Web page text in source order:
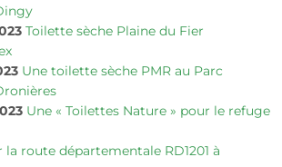
Toilette sèche Plaine du Fier
Une toilette sèche PMR au Parc
Une « Toilettes Nature » pour le refuge
la route départementale RD1201 à